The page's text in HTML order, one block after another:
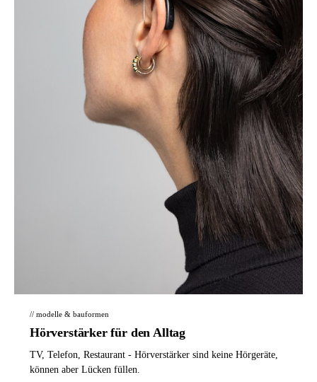
// modelle & bauformen
Hörverstärker für den Alltag
TV, Telefon, Restaurant - Hörverstärker sind keine Hörgeräte,
können aber Lücken füllen.